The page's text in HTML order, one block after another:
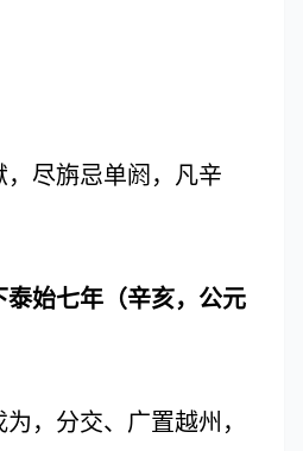
尽旃忌单阏，凡辛
始七年（辛亥，公元
分交、广置越州，